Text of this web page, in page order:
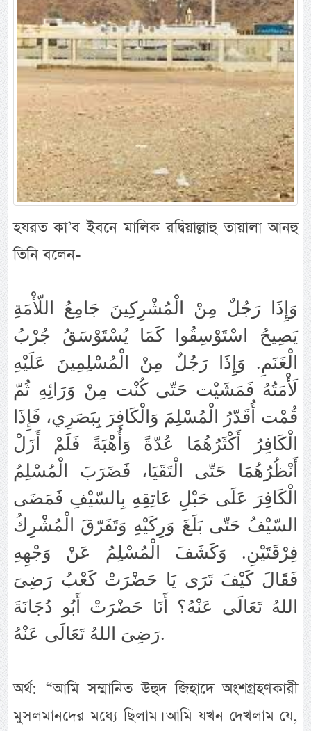
হযরত কা’ব ইবনে মালিক রদ্বিয়াল্লাহু তায়ালা আনহু
তিনি বলেন-
وَإِذَا رَجُلٌ مِنْ الْمُشْرِكِينَ جَامِعُ اللّأْمَةِ
يَصِيحُ اسْتَوْسِقُوا كَمَا يُسْتَوْسَقُ جُرْبُ
الْغَنَمِ. وَإِذَا رَجُلٌ مِنْ الْمُسْلِمِينَ عَلَيْهِ
لَأْمَتُهُ فَمَشَيْت حَتّى كُنْت مِنْ وَرَائِهِ ثُمّ
قُمْت أُقَدّرُ الْمُسْلِمَ وَالْكَافِرَ بِبَصَرِي، فَإِذَا
الْكَافِرُ أَكْثَرُهُمَا عُدّةً وَأُهْبَةً فَلَمْ أَزَلْ
أَنْظُرُهُمَا حَتّى الْتَقَيَا، فَضَرَبَ الْمُسْلِمُ
الْكَافِرَ عَلَى حَبْلِ عَاتِقِهِ بِالسّيْفِ فَمَضَى
السّيْفُ حَتّى بَلَغَ وَرِكَيْهِ وَتَفَرّقَ الْمُشْرِكُ
فِرْقَتَيْنِ. وَكَشَفَ الْمُسْلِمُ عَنْ وَجْهِهِ
فَقَالَ كَيْفَ تَرَى يَا حَضْرَتْ كَعْبُ رَضِىَ
اللهُ تَعَالَى عَنْهُ؟ أَنَا حَضْرَتْ أَبُو دُجَانَةَ
رَضِىَ اللهُ تَعَالَى عَنْهُ.
অর্থ: “আমি সম্মানিত উহুদ জিহাদে অংশগ্রহণকারী
মুসলমানদের মধ্যে ছিলাম। আমি যখন দেখলাম যে,